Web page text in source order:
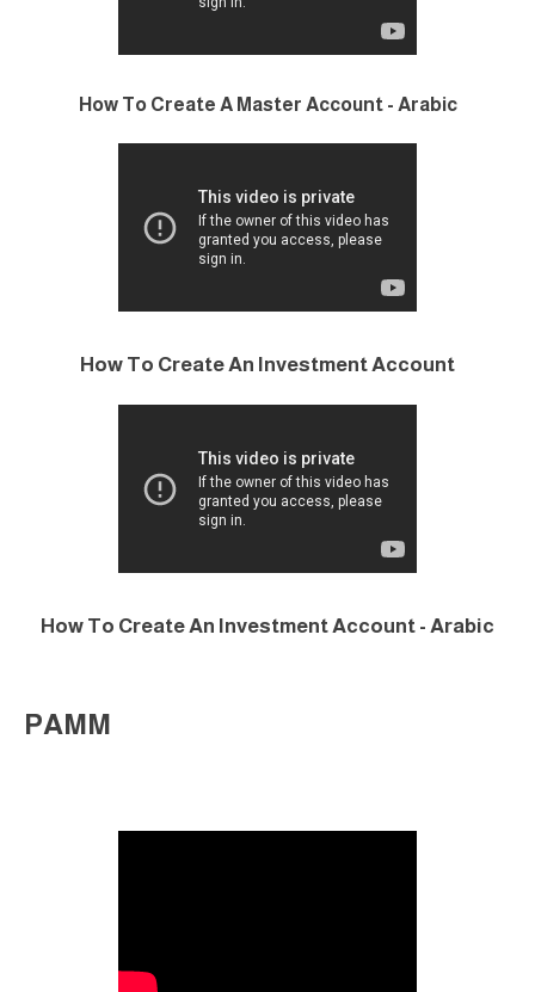
How To Create A Master Account - Arabic
How To Create An Investment Account
How To Create An Investment Account - Arabic
PAMM